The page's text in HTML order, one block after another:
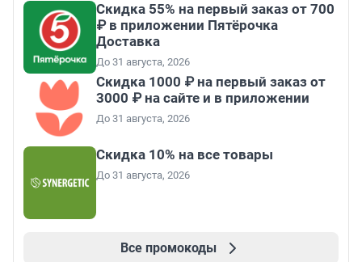
Скидка 55% на первый заказ от 700
₽ в приложении Пятёрочка
Доставка
До 31 августа, 2026
Скидка 1000 ₽ на первый заказ от
3000 ₽ на сайте и в приложении
До 31 августа, 2026
Скидка 10% на все товары
До 31 августа, 2026
Все промокоды